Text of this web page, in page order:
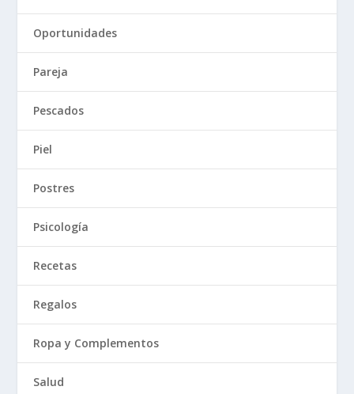
Oportunidades
Pareja
Pescados
Piel
Postres
Psicología
Recetas
Regalos
Ropa y Complementos
Salud